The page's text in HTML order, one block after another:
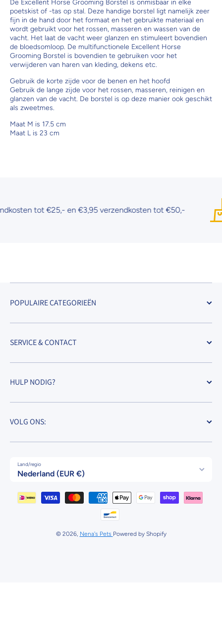
De Excellent Horse Grooming Borstel is onmisbaar in elke
poetskist of -tas op stal. Deze handige borstel ligt namelijk zeer
fijn in de hand door het formaat en het gebruikte materiaal en
wordt gebruikt voor het rossen, masseren en wassen van de
vacht. Het laat de vacht weer glanzen en stimuleert bovendien
de bloedsomloop. De multifunctionele Excellent Horse
Grooming Borstel is bovendien te gebruiken voor het
verwijderen van haren van kleding, dekens etc.
Gebruik de korte zijde voor de benen en het hoofd
Gebruik de lange zijde voor het rossen, masseren, reinigen en
glanzen van de vacht. De borstel is op deze manier ook geschikt
als zweetmes.
Maat M is 17.5 cm
Maat L is 23 cm
tot €25,- en €3,95 verzendkosten tot €50,-
POPULAIRE CATEGORIEËN
SERVICE & CONTACT
HULP NODIG?
VOLG ONS:
Land/regio
Nederland (EUR €)
Betaalmethodes
© 2026, Nena's Pets Powered by Shopify